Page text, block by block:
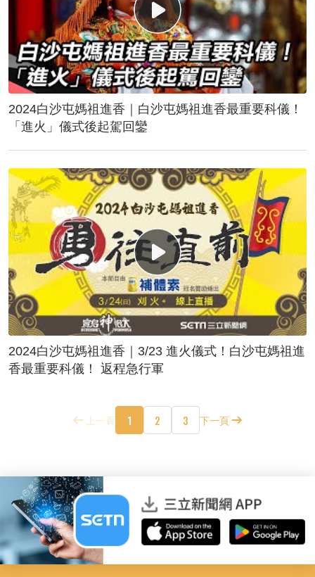
2024白沙屯媽祖進香｜白沙屯媽祖進香最重要科儀！
「進火」儀式後起駕回鑾
2024白沙屯媽祖進香｜3/23 進火儀式！白沙屯媽祖進
香最重要科儀！ 返程急行軍
上一頁 1 2 3 下一頁